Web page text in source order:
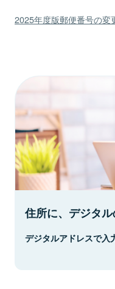
2025年度版郵便番号の変
住所に、デジタル
デジタルアドレスで入